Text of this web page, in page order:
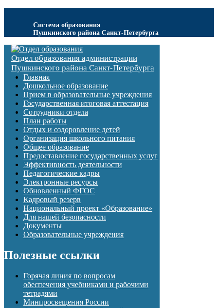
Система образования
Пушкинского района Санкт-Петербурга
Отдел образования администрации
Пушкинского района Санкт-Петербурга
Главная
Дошкольное образование
Прием в образовательные учреждения
Государственная итоговая аттестация
Сотрудники отдела
План работы
Отдых и оздоровление детей
Организация школьного питания
Общее образование
Предоставление государственных услуг
Эффективность деятельности
Педагогические кадры
Электронные ресурсы
Обновленный ФГОС
Кадровый резерв
Национальный проект «Образование»
Для нашей безопасности
Документы
Образовательные учреждения
Полезные ссылки
Горячая линия по вопросам
обеспечения учебниками и рабочими
тетрадями
Минпросвещения России